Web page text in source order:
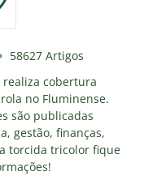
58627 Artigos
realiza cobertura
no Fluminense.
são publicadas
gestão, finanças,
torcida tricolor fique